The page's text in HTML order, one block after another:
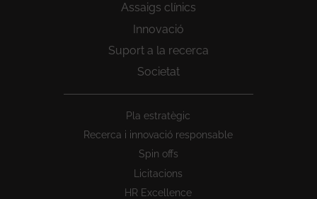
Assaigs clínics
Innovació
Suport a la recerca
Societat
Pla estratègic
Recerca i innovació responsable
Spin offs
Licitacions
HR Excellence